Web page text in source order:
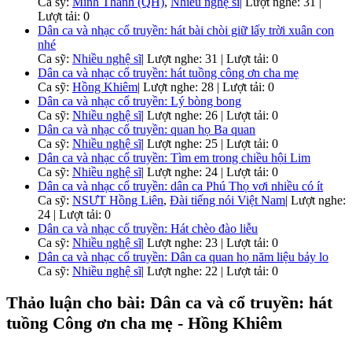
Lượt tải: 0
Dân ca và nhạc cổ truyền: hát bài chòi giữ lấy trời xuân con
nhé
Ca sỹ: Nhiều nghệ sĩ| Lượt nghe: 31 | Lượt tải: 0
Dân ca và nhạc cổ truyền: hát tuồng công ơn cha mẹ
Ca sỹ: Hồng Khiêm| Lượt nghe: 28 | Lượt tải: 0
Dân ca và nhạc cổ truyền: Lý bòng bong
Ca sỹ: Nhiều nghệ sĩ| Lượt nghe: 26 | Lượt tải: 0
Dân ca và nhạc cổ truyền: quan họ Ba quan
Ca sỹ: Nhiều nghệ sĩ| Lượt nghe: 25 | Lượt tải: 0
Dân ca và nhạc cổ truyền: Tìm em trong chiều hội Lim
Ca sỹ: Nhiều nghệ sĩ| Lượt nghe: 24 | Lượt tải: 0
Dân ca và nhạc cổ truyền: dân ca Phú Thọ vơi nhiều có ít
Ca sỹ: NSƯT Hồng Liên, Đài tiếng nói Việt Nam| Lượt nghe:
24 | Lượt tải: 0
Dân ca và nhạc cổ truyền: Hát chèo đào liễu
Ca sỹ: Nhiều nghệ sĩ| Lượt nghe: 23 | Lượt tải: 0
Dân ca và nhạc cổ truyền: Dân ca quan họ năm liệu bảy lo
Ca sỹ: Nhiều nghệ sĩ| Lượt nghe: 22 | Lượt tải: 0
Thảo luận cho bài: Dân ca và cổ truyền: hát
tuồng Công ơn cha mẹ - Hồng Khiêm